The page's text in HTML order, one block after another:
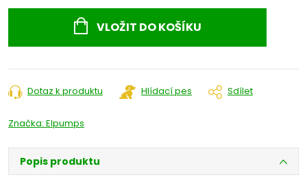
VLOŽIT DO KOŠÍKU
Dotaz k produktu Hlídací pes Sdílet
Značka: Elpumps
Popis produktu